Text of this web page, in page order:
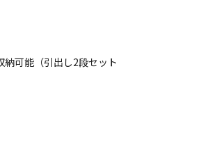
可能（引出し2段セット